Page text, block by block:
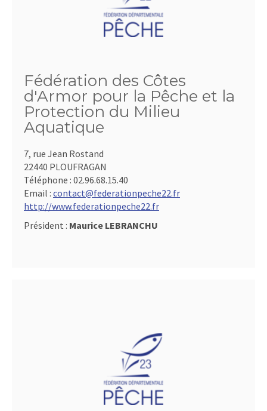
Fédération des Côtes
d'Armor pour la Pêche et la
Protection du Milieu
Aquatique
7, rue Jean Rostand
22440 PLOUFRAGAN
Téléphone : 02.96.68.15.40
Email : contact@federationpeche22.fr
http://www.federationpeche22.fr
Président : Maurice LEBRANCHU